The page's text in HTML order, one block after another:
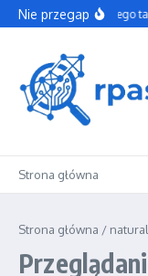
Przejdź do treści
Nie przegapDlaczego
Strona główna
Strona główna /